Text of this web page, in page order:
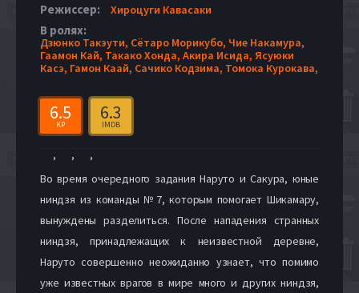
Режиссер: Хироцуги Кавасаки
В ролях:
Дзюнко Такэути, Сётаро Морикубо, Чие Накамура,
Гаамон Кай, Такако Хонда, Акира Исида, Ясуюки
Касэ, Гамон Каай, Сачико Кодзима, Томока Курокава,
6.5
KP
6.3
IMDB
, ,
,
Во время очередного задания Наруто и Сакура, юные
ниндзя из команды №7, которым помогает Шикамару,
вынуждены разделиться. После нападения странных
ниндзя, принадлежащих к неизвестной деревне,
Наруто совершенно неожиданно узнает, что помимо
уже известных врагов в мире много и других ниндзя,